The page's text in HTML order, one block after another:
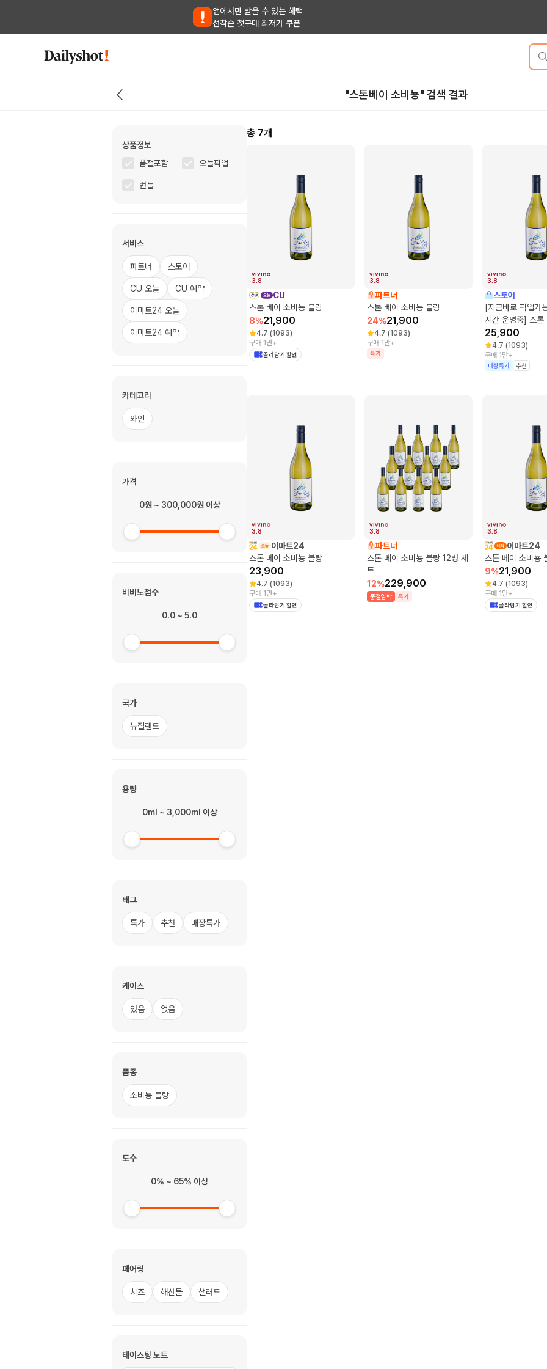
앱에서만 받을 수 있는 혜택
선착순 첫구매 최저가 쿠폰
"스톤베이 소비뇽" 검색 결과
상품정보
품절포함
오늘픽업
번들
서비스
파트너 스토어
CU 오늘 CU 예약
이마트24 오늘
이마트24 예약
카테고리
와인
가격
0원 ~ 300,000원 이상
비비노점수
0.0 ~ 5.0
국가
뉴질랜드
용량
0ml ~ 3,000ml 이상
태그
특가 추천 매장특가
케이스
있음 없음
품종
소비뇽 블랑
도수
0% ~ 65% 이상
페어링
치즈 해산물 샐러드
테이스팅 노트
총 7개
3.8
CU
스톤 베이 소비뇽 블랑
8%21,900
4.7 (1093)
구매 1만+
골라담기 할인
3.8
파트너
스톤 베이 소비뇽 블랑
24%21,900
4.7 (1093)
구매 1만+
특가
3.8
스토어
[지금바로 픽업가
시간 운영중] 스톤
블랑
25,900
4.7 (1093)
구매 1만+
매장특가 추천
3.8
이마트24
스톤 베이 소비뇽 블랑
23,900
4.7 (1093)
구매 1만+
골라담기 할인
3.8
파트너
스톤 베이 소비뇽 블랑 12병 세
트
12%229,900
품절임박 특가
3.8
이마트24
스톤 베이 소비뇽
9%21,900
4.7 (1093)
구매 1만+
골라담기 할인